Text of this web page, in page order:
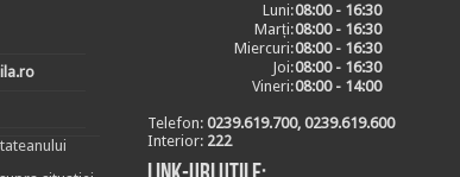
Luni:08:00 - 16:30
Marți:08:00 - 16:30
Miercuri:08:00 - 16:30
Joi:08:00 - 16:30
Vineri:08:00 - 14:00
Telefon: 0239.619.700, 0239.619.600
Interior: 222